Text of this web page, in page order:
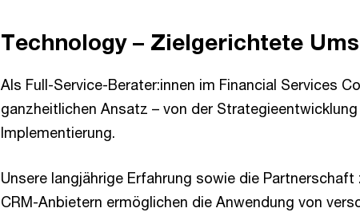
Technology – Zielgerichtete
Als Full-Service-Berater:innen im Financial Services
ganzheitlichen Ansatz – von der
Implementierung.
Unsere langjährige Erfahrung sowie die
CRM-Anbietern ermöglichen die Anwendung von